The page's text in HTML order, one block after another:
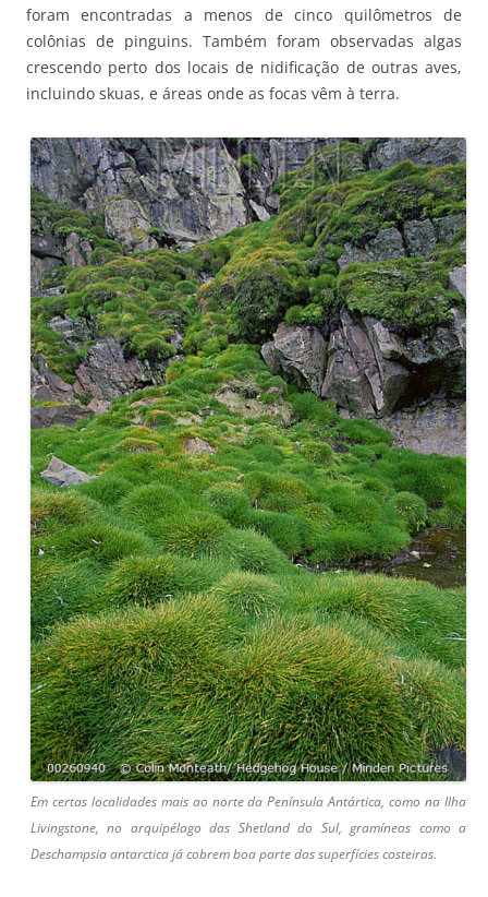
foram encontradas a menos de cinco quilômetros de
colônias de pinguins. Também foram observadas algas
crescendo perto dos locais de nidificação de outras aves,
incluindo skuas, e áreas onde as focas vêm à terra.
Em certas localidades mais ao norte da Península Antártica, como na Ilha
Livingstone, no arquipélago das Shetland do Sul, gramíneas como a
Deschampsia antarctica já cobrem boa parte das superfícies costeiras.